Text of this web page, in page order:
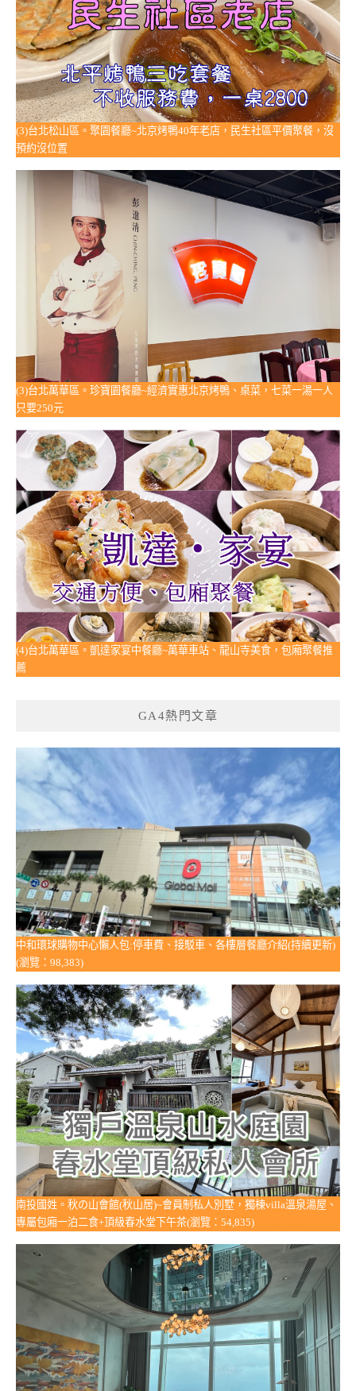
(3)台北松山區。聚園餐廳~北京烤鴨40年老店，民生社區平價聚餐，沒
預約沒位置
(3)台北萬華區。珍寶園餐廳~經濟實惠北京烤鴨、桌菜，七菜一湯一人
只要250元
(4)台北萬華區。凱達家宴中餐廳~萬華車站、龍山寺美食，包廂聚餐推
薦
GA4熱門文章
中和環球購物中心懶人包:停車費、接駁車、各樓層餐廳介紹(持續更新)
(瀏覽：98,383)
南投國姓。秋の山會館(秋山居)~會員制私人別墅，獨棟villa溫泉湯屋、
專屬包廂一泊二食+頂級春水堂下午茶(瀏覽：54,835)